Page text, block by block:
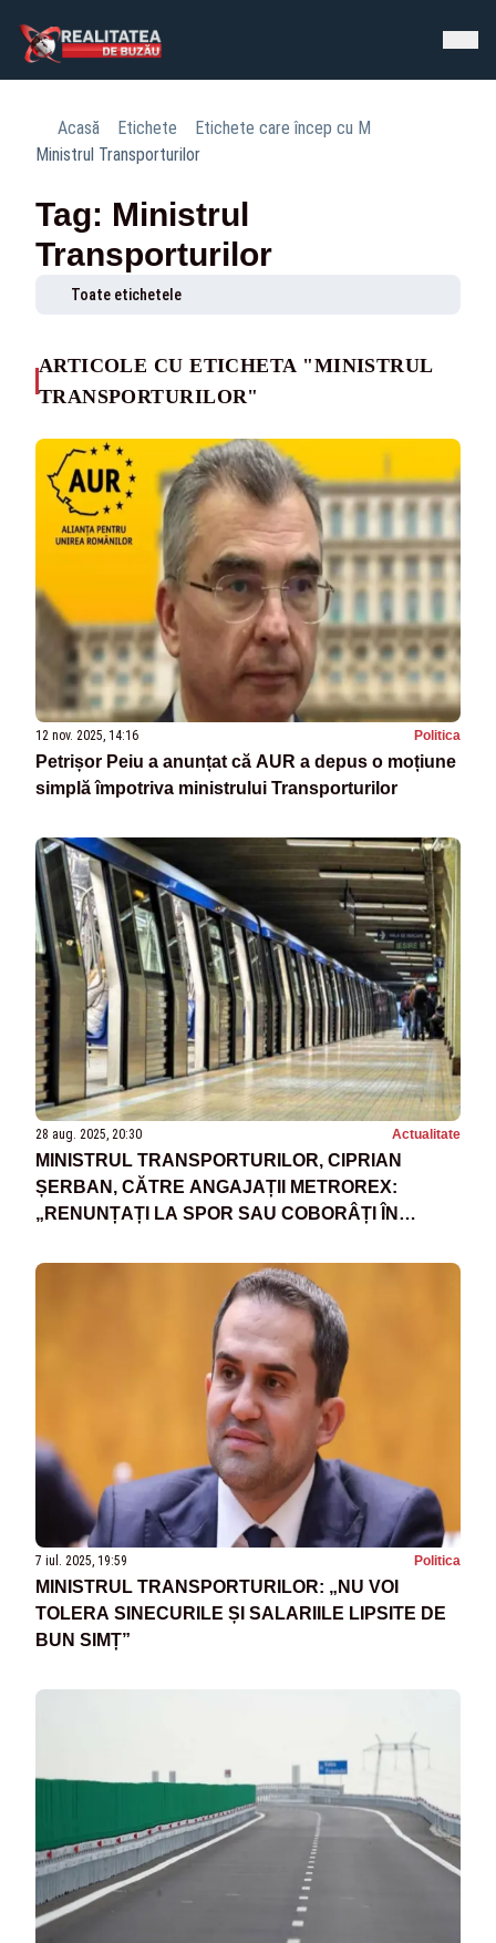
Acasă Etichete
Etichete care încep cu M
Ministrul Transporturilor
Tag: Ministrul
Transporturilor
Toate etichetele
ARTICOLE CU ETICHETA "MINISTRUL
TRANSPORTURILOR"
12 nov. 2025, 14:16 Politica
Petrișor Peiu a anunțat că AUR a depus o moțiune
simplă împotriva ministrului Transporturilor
28 aug. 2025, 20:30 Actualitate
MINISTRUL TRANSPORTURILOR, CIPRIAN
ȘERBAN, CĂTRE ANGAJAȚII METROREX:
„RENUNȚAȚI LA SPOR SAU COBORÂȚI ÎN
7 iul. 2025, 19:59 Politica
MINISTRUL TRANSPORTURILOR: „NU VOI
TOLERA SINECURILE ȘI SALARIILE LIPSITE DE
BUN SIMȚ”